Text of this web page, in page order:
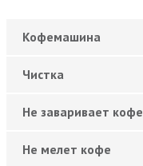
Кофемашина
Чистка
Не заваривает кофе
Не мелет кофе